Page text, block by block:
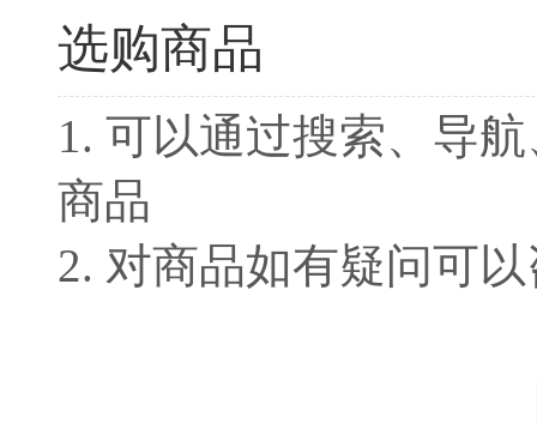
选购商品
1. 可以通过搜索、导
商品
2. 对商品如有疑问可